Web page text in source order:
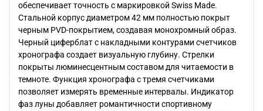
обеспечивает точность с маркировкой Swiss Made.
Стальной корпус диаметром 42 мм полностью покрыт
черным PVD-покрытием, создавая монохромный образ.
Черный циферблат с накладными контурами счетчиков
хронографа создает визуальную глубину. Стрелки
покрыты люминесцентным составом для читаемости в
темноте. Функция хронографа с тремя счетчиками
позволяет измерять временные интервалы. Индикатор
фаз луны добавляет романтичности спортивному